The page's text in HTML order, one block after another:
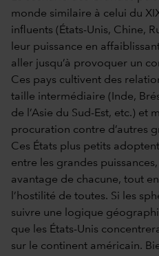
monde similaire à celui du
influents (États-Unis, Chine,
leur puissance en
aller jusqu’à provoquer un
Ces pays cultivent des
taille intermédiaire (Inde,
de l’Asie du Sud-Est, etc.) et
procuration contre d’autres
Ces États plus petits
entre les grandes
avantage de chacune, tout
l’hostilité de toutes. Si les
suivre une logique
que les États-Unis
sur le continent américain.